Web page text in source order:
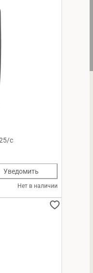
c
Нет в наличии
Уведомить